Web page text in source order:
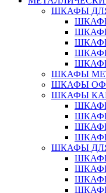
ШКАФЫ
ШКАФЫ
ШКАФЫ
ШКАФЫ
ШКАФЫ
ШКАФЫ